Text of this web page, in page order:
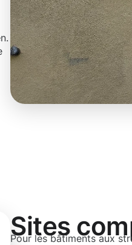
Sites
Pour les bâtiments aux